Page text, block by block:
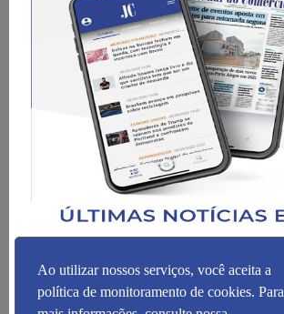
Ao utilizar nossos serviços, você aceita a
política de monitoramento de cookies. Para